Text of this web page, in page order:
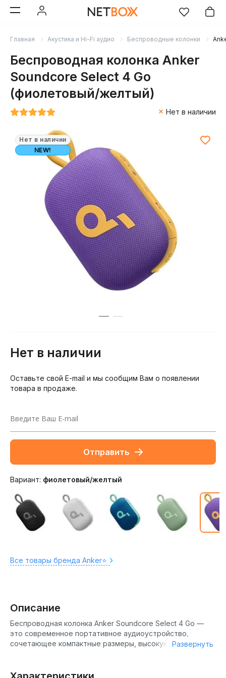
Главная Акустика и Hi-Fi аудио Беспроводные колонки
Беспроводная колонка Anker
Soundcore Select 4 Go
(фиолетовый/желтый)
Нет в наличии
Нет в наличии
NEW!
Нет в наличии
Оставьте свой E-mail и мы сообщим Вам о появлении
товара в продаже.
Отправить
Вариант: фиолетовый/желтый
Все товары бренда Anker⭐️
Описание
Беспроводная колонка Anker Soundcore Select 4 Go —
это современное портативное аудиоустройство,
сочетающее компактные размеры, высокую
современных аудиокодеков (AAC, SBC), колонка
Развернуть